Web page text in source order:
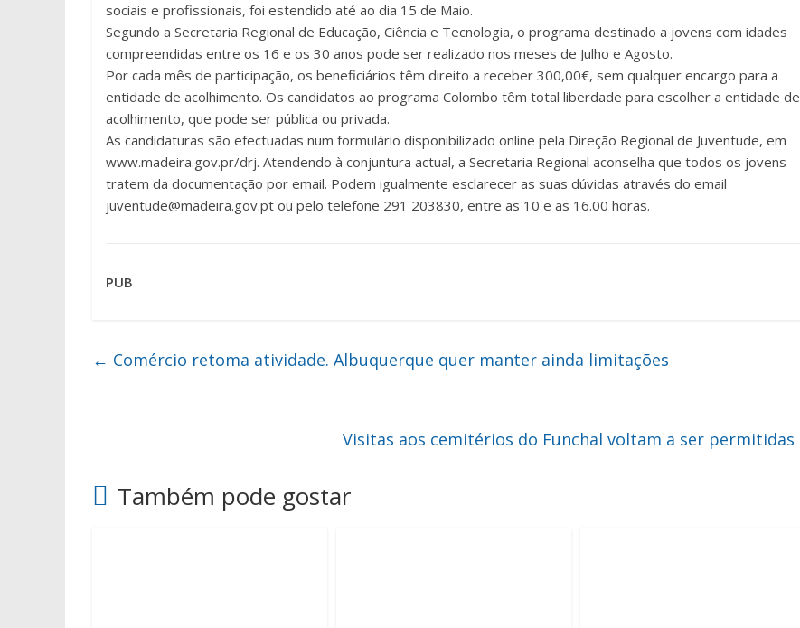
sociais e profissionais, foi estendido até ao dia 15 de Maio.
Segundo a Secretaria Regional de Educação, Ciência e Tecnologia, o programa destinado a jovens com idades
compreendidas entre os 16 e os 30 anos pode ser realizado nos meses de Julho e Agosto.
Por cada mês de participação, os beneficiários têm direito a receber 300,00€, sem qualquer encargo para a
entidade de acolhimento. Os candidatos ao programa Colombo têm total liberdade para escolher a entidade de
acolhimento, que pode ser pública ou privada.
As candidaturas são efectuadas num formulário disponibilizado online pela Direção Regional de Juventude, em
www.madeira.gov.pr/drj. Atendendo à conjuntura actual, a Secretaria Regional aconselha que todos os jovens
tratem da documentação por email. Podem igualmente esclarecer as suas dúvidas através do email
juventude@madeira.gov.pt ou pelo telefone 291 203830, entre as 10 e as 16.00 horas.
PUB
← Comércio retoma atividade. Albuquerque quer manter ainda limitações
Visitas aos cemitérios do Funchal voltam a ser permitidas
Também pode gostar